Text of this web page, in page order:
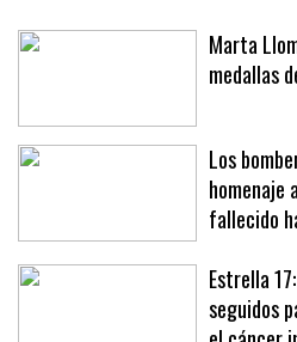
Marta
medallas
Los
homenaje
fallecido
Estrella
seguidos